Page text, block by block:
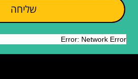
שליחה